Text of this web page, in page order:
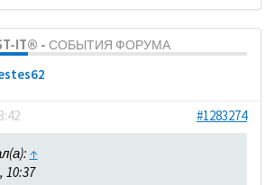
IT® - СОБЫТИЯ ФОРУМА
#1283274
↑
10:37